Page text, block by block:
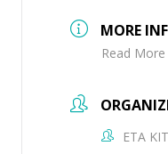
MORE
Read More
ETA